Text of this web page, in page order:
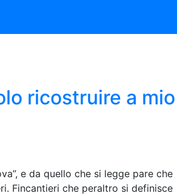
ricostruire a mio
e da quello che si legge pare che
Fincantieri che peraltro si definisce